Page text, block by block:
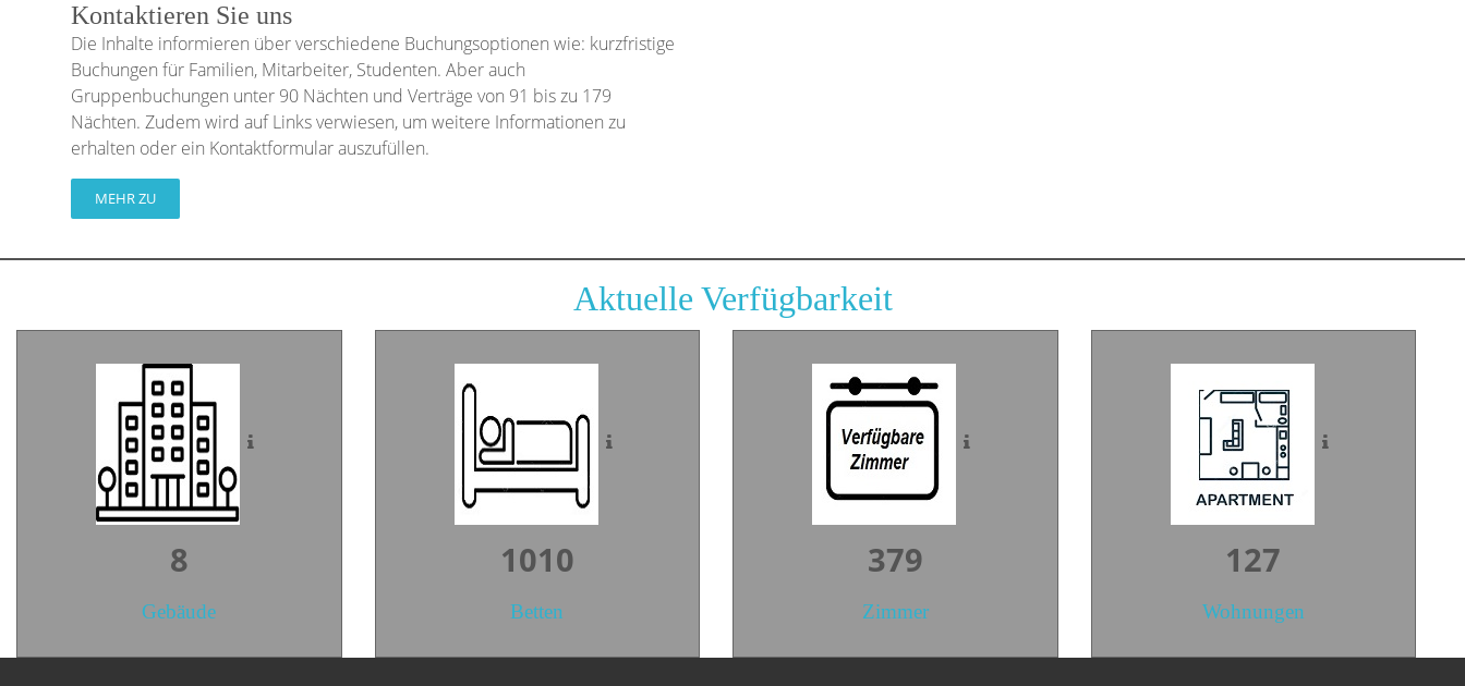
Kontaktieren Sie uns
Die Inhalte informieren über verschiedene Buchungsoptionen wie: kurzfristige
Buchungen für Familien, Mitarbeiter, Studenten. Aber auch
Gruppenbuchungen unter 90 Nächten und Verträge von 91 bis zu 179
Nächten. Zudem wird auf Links verwiesen, um weitere Informationen zu
erhalten oder ein Kontaktformular auszufüllen.
MEHR ZU
Aktuelle Verfügbarkeit
11
Gebäude
1508
Betten
566
Zimmer
189
Wohnungen